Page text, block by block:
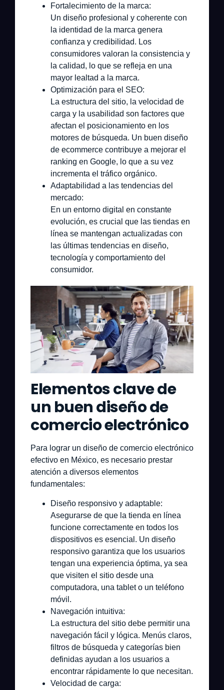
Fortalecimiento de la marca:
Un diseño profesional y coherente con
la identidad de la marca genera
confianza y credibilidad. Los
consumidores valoran la consistencia y
la calidad, lo que se refleja en una
mayor lealtad a la marca.
Optimización para el SEO:
La estructura del sitio, la velocidad de
carga y la usabilidad son factores que
afectan el posicionamiento en los
motores de búsqueda. Un buen diseño
de ecommerce contribuye a mejorar el
ranking en Google, lo que a su vez
incrementa el tráfico orgánico.
Adaptabilidad a las tendencias del
mercado:
En un entorno digital en constante
evolución, es crucial que las tiendas en
línea se mantengan actualizadas con
las últimas tendencias en diseño,
tecnología y comportamiento del
consumidor.
Elementos clave de
un buen diseño de
comercio electrónico
Para lograr un diseño de comercio electrónico
efectivo en México, es necesario prestar
atención a diversos elementos
fundamentales:
Diseño responsivo y adaptable:
Asegurarse de que la tienda en línea
funcione correctamente en todos los
dispositivos es esencial. Un diseño
responsivo garantiza que los usuarios
tengan una experiencia óptima, ya sea
que visiten el sitio desde una
computadora, una tablet o un teléfono
móvil.
Navegación intuitiva:
La estructura del sitio debe permitir una
navegación fácil y lógica. Menús claros,
filtros de búsqueda y categorías bien
definidas ayudan a los usuarios a
encontrar rápidamente lo que necesitan.
Velocidad de carga: